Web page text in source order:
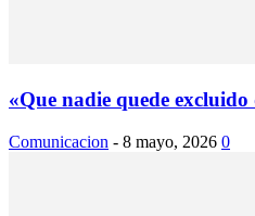
«Que nadie quede excluido
Comunicacion - 8 mayo, 2026 0